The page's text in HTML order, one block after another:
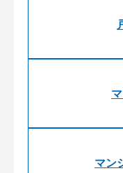
マン